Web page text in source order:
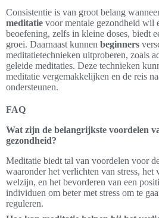
Consistentie is van groot belang
meditatie voor mentale gezondheid wil
beoefening, zelfs in kleine doses, biedt
groei. Daarnaast kunnen beginners
meditatietechnieken uitproberen, zoals
geleide meditaties. Deze technieken
meditatie vergemakkelijken en de reis
ondersteunen.
FAQ
Wat zijn de belangrijkste voordelen
gezondheid?
Meditatie biedt tal van voordelen voor
waaronder het verlichten van stress, het
welzijn, en het bevorderen van een
individuen om beter met stress om te
reguleren.